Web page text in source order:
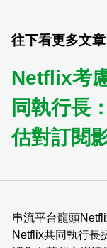
往下看更多文章
Netflix考
同執行長
估對訂閱
串流平台龍頭
Netflix共同執行長